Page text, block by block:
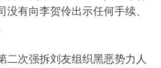
没有向李贺伶出示任何手续、
次强拆刘友组织黑恶势力人